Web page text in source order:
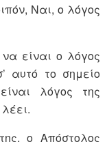
Ναι, ο λόγος
είναι ο λόγος
αυτό το σημείο
λόγος της
ο Απόστολος